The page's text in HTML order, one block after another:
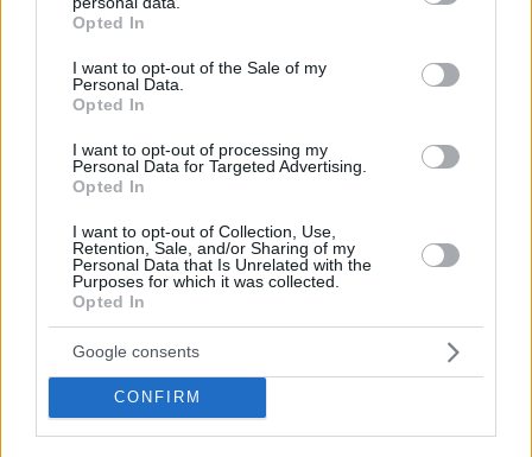
grant or deny consent to Google and its third-party tags to
use your data for below specified purposes in below Google
consent section.
Opted In
I want to opt-out of the Sale of my
Personal Data.
Opted In
I want to opt-out of processing my
Personal Data for Targeted Advertising.
Opted In
I want to opt-out of Collection, Use,
Retention, Sale, and/or Sharing of my
Personal Data that Is Unrelated with the
Purposes for which it was collected.
Opted In
Google consents
CONFIRM
τα επιδόματα, η καθημερινότητά τους
Νέες καταγγελίες στην Ελπίδα για τη
Δημοκρατία: Γρατσία, Γαλανός,
μετέτρεψαν σε φοβικό αρχηγικό
«Κάτι απέσπασε την προσοχή του
οδηγού»: Πραγματογνώμονας
επιχειρεί να ρίξει φως στα αίτια του
δυστυχήματος στις Σέρρες
07.08.2026, 18:54